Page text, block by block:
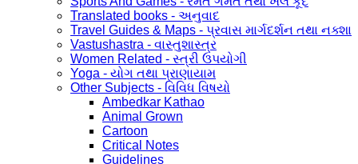
Translated books - અનુવાદ
Travel Guides & Maps - પ્રવાસ માર્ગદર્શન તથા નક્શા
Vastushastra - વાસ્તુશાસ્ત્ર
Women Related - સ્ત્રી ઉપયોગી
Yoga - યોગ તથા પ્રાણાયામ
Other Subjects - વિવિધ વિષયો
Ambedkar Kathao
Animal Grown
Cartoon
Critical Notes
Guidelines